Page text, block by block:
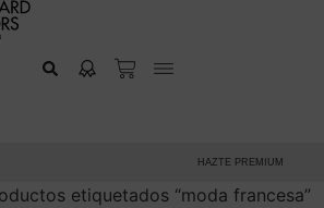
HAZTE PREMIUM
etiquetados “moda francesa”